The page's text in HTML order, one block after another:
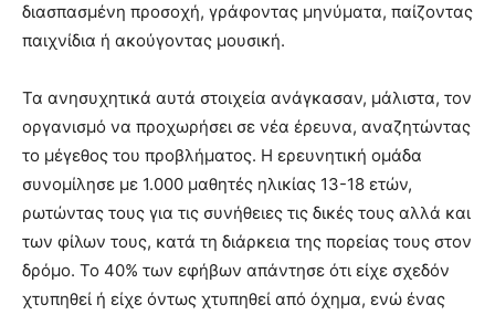
διασπασμένη προσοχή, γράφοντας μηνύματα, παίζοντας
παιχνίδια ή ακούγοντας μουσική.
Τα ανησυχητικά αυτά στοιχεία ανάγκασαν, μάλιστα, τον
οργανισμό να προχωρήσει σε νέα έρευνα, αναζητώντας
το μέγεθος του προβλήματος. Η ερευνητική ομάδα
συνομίλησε με 1.000 μαθητές ηλικίας 13-18 ετών,
ρωτώντας τους για τις συνήθειες τις δικές τους αλλά και
των φίλων τους, κατά τη διάρκεια της πορείας τους στον
δρόμο. Το 40% των εφήβων απάντησε ότι είχε σχεδόν
χτυπηθεί ή είχε όντως χτυπηθεί από όχημα, ενώ ένας